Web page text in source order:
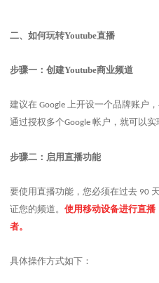
二、 如何玩转Youtube直播
步骤一：创建Youtube商业频道
建议在 Google 上开设一个品牌账户
通过授权多个Google 帐户，就可以实
步骤二：启用直播功能
要使用直播功能，您必须在过去90
证您的频道。 使用移动设备进行直
者。
具体操作方式如下：